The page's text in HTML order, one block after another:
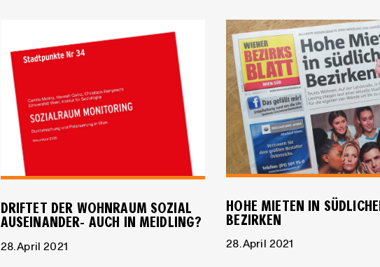
DRIFTET DER WOHNRAUM SOZIAL
AUSEINANDER- AUCH IN MEIDLING?
28. April 2021
HOHE MIETEN IN
BEZIRKEN
28. April 2021